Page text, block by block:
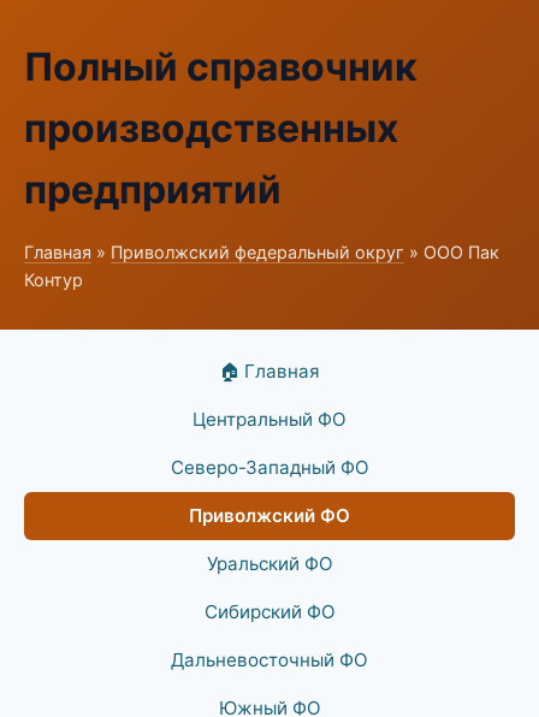
Полный справочник
производственных
предприятий
Главная » Приволжский федеральный округ » ООО Пак
Контур
🏠 Главная
Центральный ФО
Северо-Западный ФО
Приволжский ФО
Уральский ФО
Сибирский ФО
Дальневосточный ФО
Южный ФО